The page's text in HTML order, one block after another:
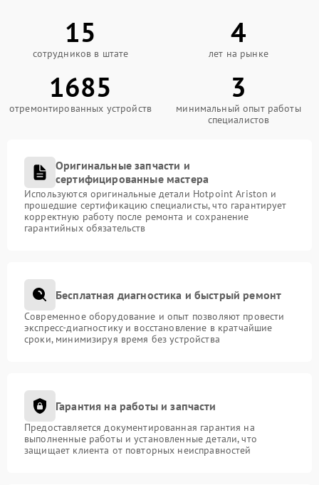
15
сотрудников в штате
4
лет на рынке
1685
отремонтированных устройств
3
минимальный опыт работы
специалистов
Оригинальные запчасти и
сертифицированные мастера
Используются оригинальные детали Hotpoint Ariston и
прошедшие сертификацию специалисты, что гарантирует
корректную работу после ремонта и сохранение
гарантийных обязательств
Бесплатная диагностика и быстрый ремонт
Современное оборудование и опыт позволяют провести
экспресс-диагностику и восстановление в кратчайшие
сроки, минимизируя время без устройства
Гарантия на работы и запчасти
Предоставляется документированная гарантия на
выполненные работы и установленные детали, что
защищает клиента от повторных неисправностей